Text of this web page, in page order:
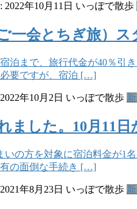
2022年10月11日 いっぽで散歩
一会とちぎ旅）ス
泊まで、旅行代金が40％
要ですが、宿泊 […]
2022年10月2日 いっぽで散歩
ました。10月11日
いの方を対象に宿泊料金が1
の面倒な手続き […]
2021年8月23日 いっぽで散歩